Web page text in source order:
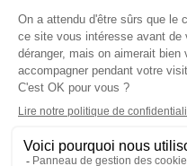
Appels à projets & avis
Mesures de publicité
Concertations et enquêtes
Précautions et sécurité
Plan de gestion des
Mentions légales